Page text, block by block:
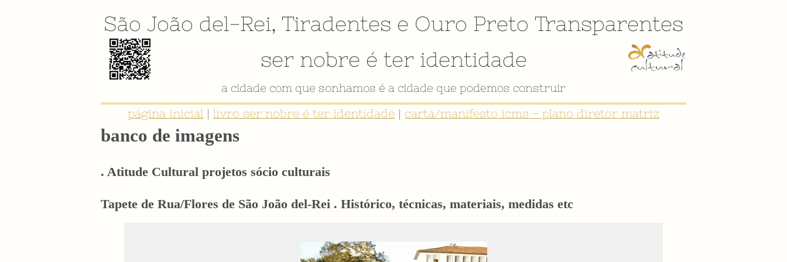
São João del-Rei, Tiradentes e Ouro Preto Transparentes
ser nobre é ter identidade
VÍDEO INSTITUCIONAL
página inicial | livro ser nobre é ter identidade | carta/manifesto icms - plano diretor matriz
banco de imagens
. Atitude Cultural projetos sócio culturais
Tapete de Rua/Flores de São João del-Rei . Histórico, técnicas, materiais, medidas etc